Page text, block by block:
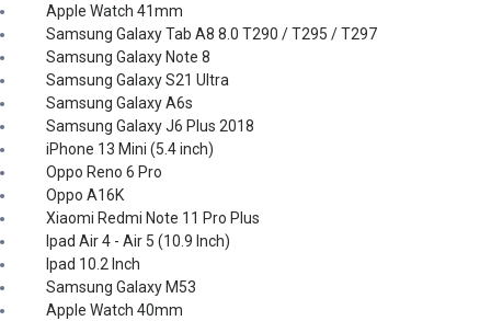
Apple Watch 41mm
Samsung Galaxy Tab A8 8.0 T290 / T295 / T297
Samsung Galaxy Note 8
Samsung Galaxy S21 Ultra
Samsung Galaxy A6s
Samsung Galaxy J6 Plus 2018
iPhone 13 Mini (5.4 inch)
Oppo Reno 6 Pro
Oppo A16K
Xiaomi Redmi Note 11 Pro Plus
Ipad Air 4 - Air 5 (10.9 Inch)
Ipad 10.2 Inch
Samsung Galaxy M53
Apple Watch 40mm